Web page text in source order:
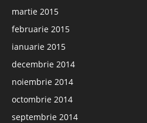
martie 2015
februarie 2015
ianuarie 2015
decembrie 2014
noiembrie 2014
octombrie 2014
septembrie 2014